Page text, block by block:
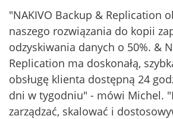
"NAKIVO Backup & Replication
naszego rozwiązania do kopii
odzyskiwania danych o 50%. &
Replication ma doskonałą,
obsługę klienta dostępną 24
dni w tygodniu" - mówi Michel.
zarządzać, skalować i